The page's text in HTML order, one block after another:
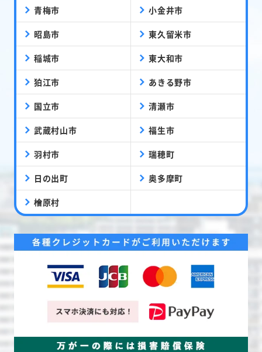
青梅市 小金井市
昭島市 東久留米市
稲城市 東大和市
狛江市 あきる野市
国立市 清瀬市
武蔵村山市 福生市
羽村市 瑞穂町
日の出町 奥多摩町
檜原村